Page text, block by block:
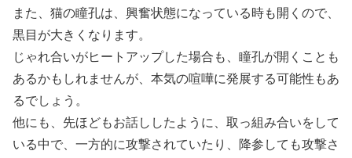
また、猫の瞳孔は、興奮状態になっている時も開くので、
黒目が大きくなります。
じゃれ合いがヒートアップした場合も、瞳孔が開くことも
あるかもしれませんが、本気の喧嘩に発展する可能性もあ
るでしょう。
他にも、先ほどもお話ししたように、取っ組み合いをして
いる中で、一方的に攻撃されていたり、降参しても攻撃さ